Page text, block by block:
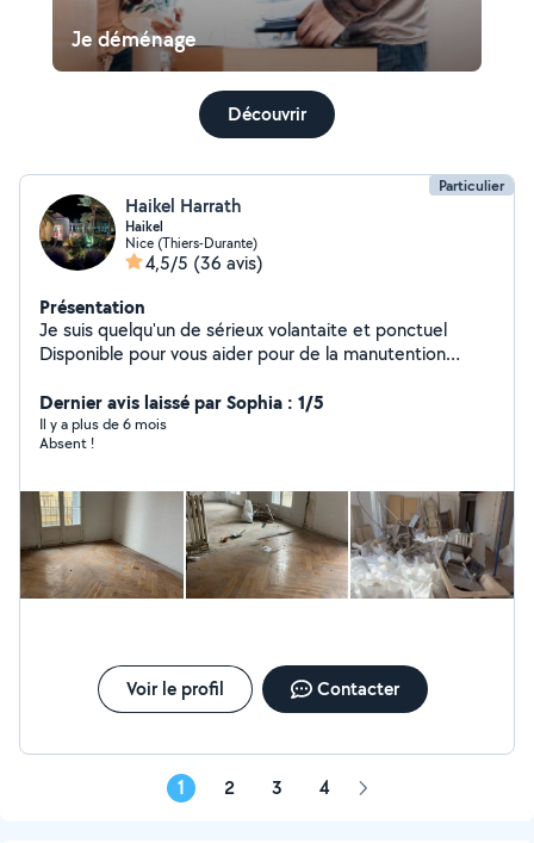
Je déménage
Découvrir
Particulier
Haikel Harrath
Haikel
Nice (Thiers-Durante)
4,5/5 (36 avis)
Présentation
Je suis quelqu'un de sérieux volantaite et ponctuel
Disponible pour vous aider pour de la manutention
Dernier avis laissé par Sophia : 1/5
Il y a plus de 6 mois
Absent !
Voir le profil Contacter
1 2 3 4 Page